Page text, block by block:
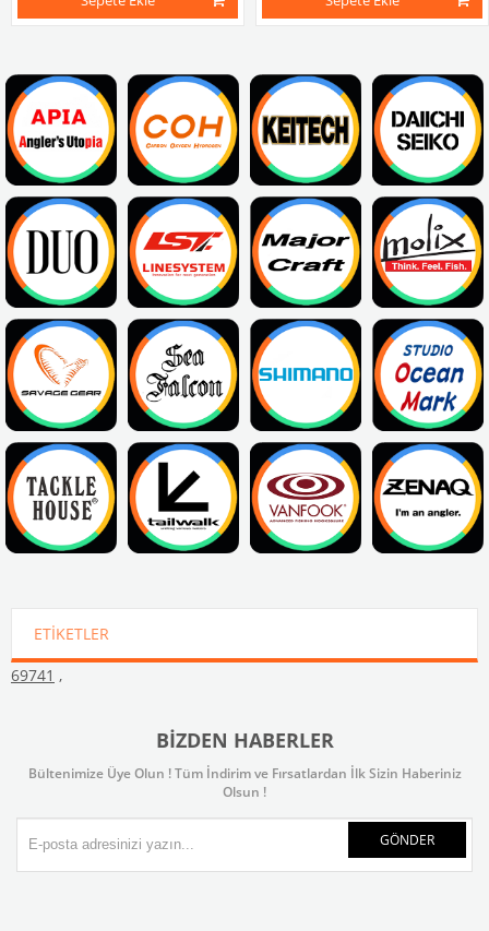
ETIKETLER
69741 ,
BIZDEN HABERLER
Bültenimize Üye Olun ! Tüm İndirim ve Fırsatlardan İlk Sizin Haberiniz
Olsun !
GÖNDER